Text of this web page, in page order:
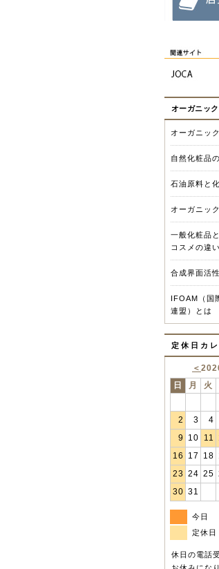
オーガニッ
オーガニッ
自然化粧品
石油原料と
オーガニッ
一般化粧品
コスメの違い
合成界面活
IFOAM（国
連盟）とは
定休日カ
＜
日
月 火
2
3 4
9 10 11
16
17 18
23 24 25
30 31
今日
定休日
休日の電話